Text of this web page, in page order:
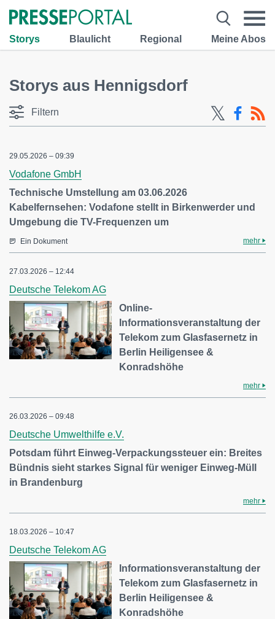
Storys Blaulicht Regional Meine Abos
Storys aus Hennigsdorf
Filtern
29.05.2026 – 09:39
Vodafone GmbH
Technische Umstellung am 03.06.2026
Kabelfernsehen: Vodafone stellt in Birkenwerder und
Umgebung die TV-Frequenzen um
Ein Dokument mehr
27.03.2026 – 12:44
Deutsche Telekom AG
Online-
Informationsveranstaltung der
Telekom zum Glasfasernetz in
Berlin Heiligensee &
Konradshöhe
mehr
26.03.2026 – 09:48
Deutsche Umwelthilfe e.V.
Potsdam führt Einweg-Verpackungssteuer ein: Breites
Bündnis sieht starkes Signal für weniger Einweg-Müll
in Brandenburg
mehr
18.03.2026 – 10:47
Deutsche Telekom AG
Informationsveranstaltung der
Telekom zum Glasfasernetz in
Berlin Heiligensee &
Konradshöhe